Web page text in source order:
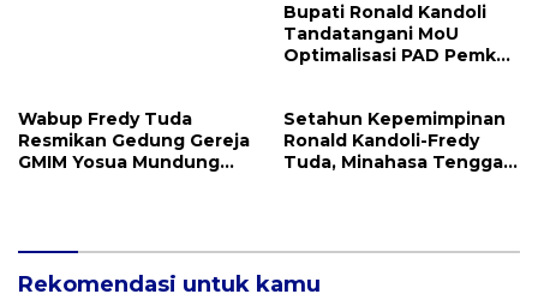
Bupati Ronald Kandoli
Tandatangani MoU
Optimalisasi PAD Pemkab
Wabup Fredy Tuda
Resmikan Gedung Gereja
GMIM Yosua Mundung
Setahun Kepemimpinan
Ronald Kandoli-Fredy
Tuda, Minahasa Tenggara
Rekomendasi untuk kamu